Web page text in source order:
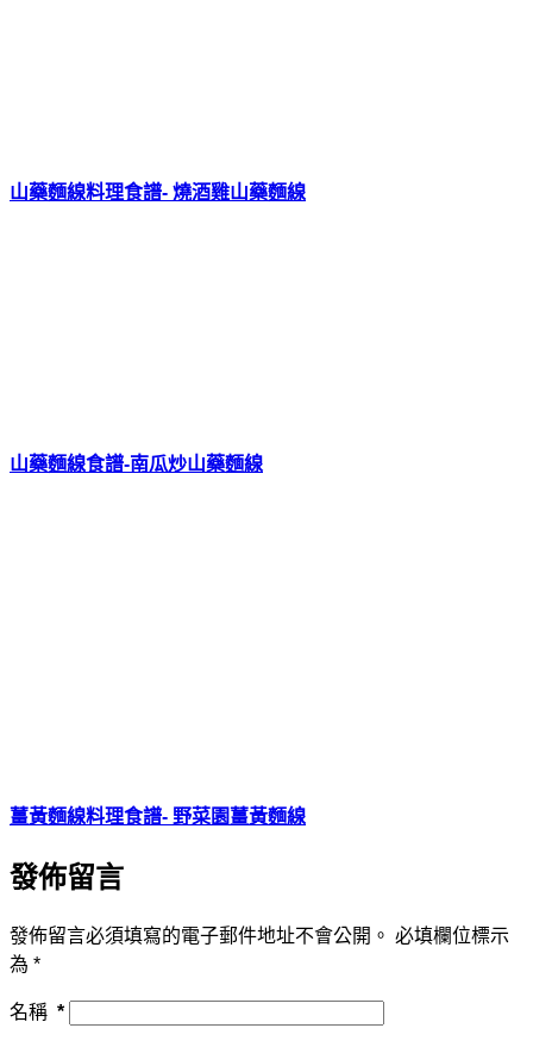
山藥麵線料理食譜- 燒酒雞山藥麵線
山藥麵線食譜-南瓜炒山藥麵線
薑黃麵線料理食譜- 野菜園薑黃麵線
發佈留言
發佈留言必須填寫的電子郵件地址不會公開。 必填欄位標示
為 *
名稱 *